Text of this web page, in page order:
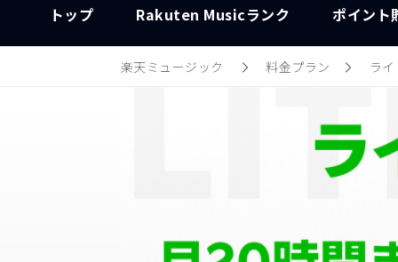
トップ Rakuten Musicランク ポイント
楽天ミュージック 料金プラン ラ